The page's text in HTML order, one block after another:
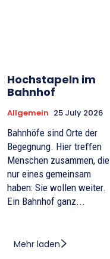
Hochstapeln im
Bahnhof
Allgemein 25 July 2026
Bahnhöfe sind Orte der
Begegnung. Hier treﬀen
Menschen zusammen, die
nur eines gemeinsam
haben: Sie wollen weiter.
Ein Bahnhof ganz...
Mehr laden